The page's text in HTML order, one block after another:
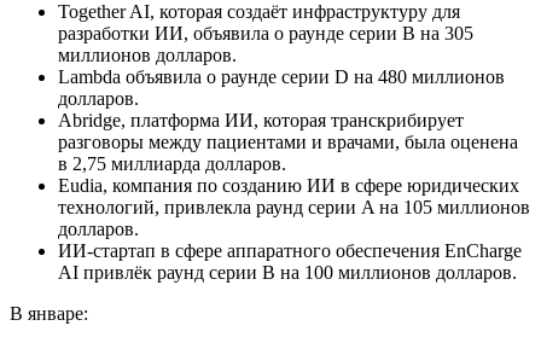
Together AI, которая создаёт инфраструктуру для
разработки ИИ, объявила о раунде серии B на 305
миллионов долларов.
Lambda объявила о раунде серии D на 480 миллионов
долларов.
Abridge, платформа ИИ, которая транскрибирует
разговоры между пациентами и врачами, была оценена
в 2,75 миллиарда долларов.
Eudia, компания по созданию ИИ в сфере юридических
технологий, привлекла раунд серии A на 105 миллионов
долларов.
ИИ-стартап в сфере аппаратного обеспечения EnCharge
AI привлёк раунд серии B на 100 миллионов долларов.
В январе: